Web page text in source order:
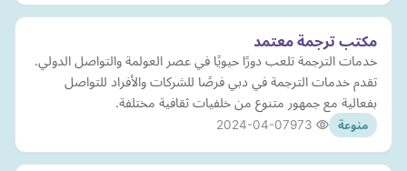
مكتب ترجمة معتمد
خدمات الترجمة تلعب دورًا حيويًا في عصر العولمة والتواصل الدولي.
تقدم خدمات الترجمة في دبي فرصًا للشركات والأفراد للتواصل
بفعالية مع جمهور متنوع من خلفيات ثقافية مختلفة.
منوعة 2024-04-07